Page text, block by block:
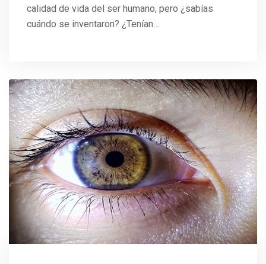
calidad de vida del ser humano, pero ¿sabías
cuándo se inventaron? ¿Tenían…